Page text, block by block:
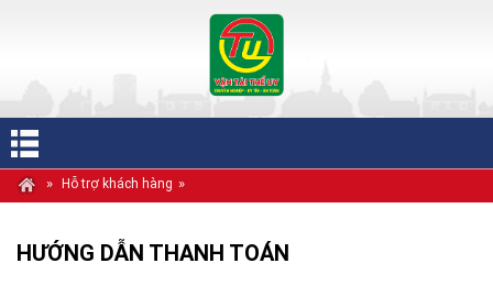
» Hỗ trợ khách hàng »
HƯỚNG DẪN THANH TOÁN